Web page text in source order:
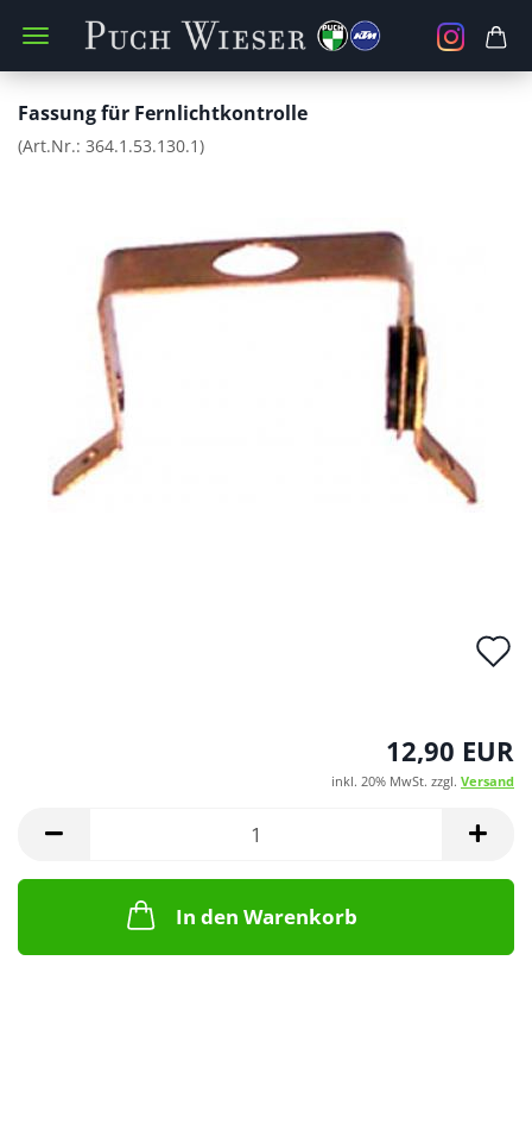
Fassung für Fernlichtkontrolle
(Art.Nr.: 364.1.53.130.1)
12,90 EUR
inkl. 20% MwSt. zzgl. Versand
In den Warenkorb